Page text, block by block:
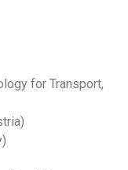
for Transport,